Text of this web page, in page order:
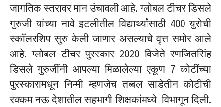
जागतिक स्तरावर मान उंचावली आहे. ग्लोबल टीचर डिसले
गुरुजी यांच्या नावे इटलीतील विद्यार्थ्यांसाठी 400 युरोची
स्कॉलरशिप सुरु केली जाणार असल्याचे वृत्त समोर आले
आहे. ग्लोबल टीचर पुरस्कार 2020 विजेते रणजितसिंह
डिसले गुरुजींनी आपल्या मिळालेल्या एकूण 7 कोटींच्या
पुरस्कारामधून निम्मी म्हणजेच तब्बल साडेतीन कोटींची
रक्कम नऊ देशातील सहभागी शिक्षकांमध्ये विभागून दिली.